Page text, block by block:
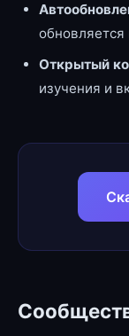
Открытый
изучения и